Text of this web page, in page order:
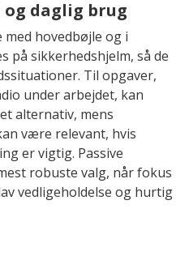
daglig brug
hovedbøjle og i
på sikkerhedshjelm, så de
Til opgaver,
under arbejdet, kan
alternativ, mens
være relevant, hvis
er vigtig. Passive
robuste valg, når fokus
vedligeholdelse og hurtig